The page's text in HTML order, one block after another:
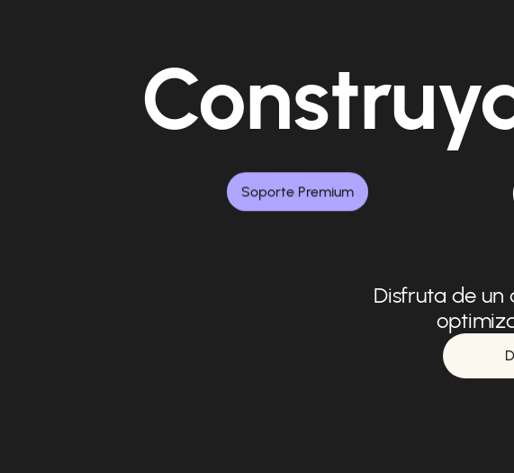
Soporte Premium
Disfruta de un